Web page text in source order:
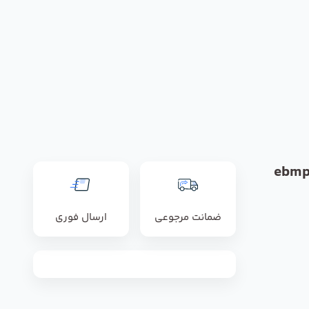
ضمانت مرجوعی ارسال فوری